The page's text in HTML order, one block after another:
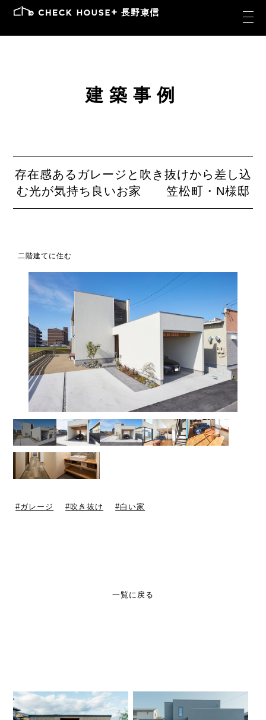
建築事例
存在感あるガレージと吹き抜けから差し込
む光が気持ち良いお家 笠松町・N様邸
二階建てに住む
ガレージ 吹き抜け 白い家
一覧に戻る